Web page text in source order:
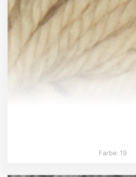
Farbe: 19